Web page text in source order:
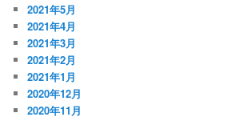
2021年5月
2021年4月
2021年3月
2021年2月
2021年1月
2020年12月
2020年11月